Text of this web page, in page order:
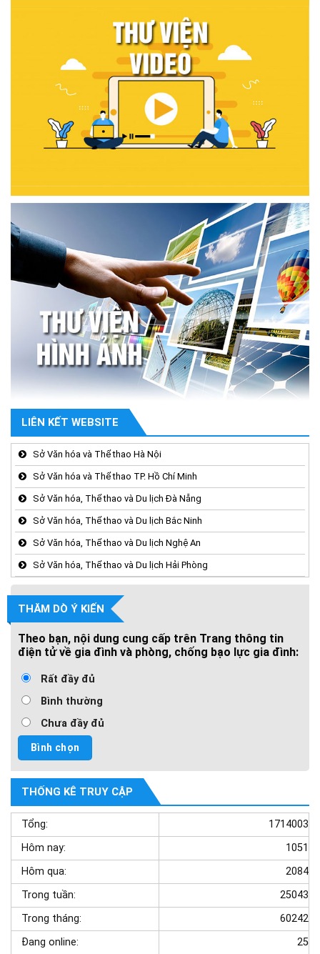
LIÊN KẾT WEBSITE
Sở Văn hóa và Thể thao Hà Nội
Sở Văn hóa và Thể thao TP. Hồ Chí Minh
Sở Văn hóa, Thể thao và Du lịch Đà Nẵng
Sở Văn hóa, Thể thao và Du lịch Bắc Ninh
Sở Văn hóa, Thể thao và Du lịch Nghệ An
Sở Văn hóa, Thể thao và Du lịch Hải Phòng
THĂM DÒ Ý KIẾN
Theo bạn, nội dung cung cấp trên Trang thông tin
điện tử về gia đình và phòng, chống bạo lực gia đình:
Rất đầy đủ
Bình thường
Chưa đầy đủ
THỐNG KÊ TRUY CẬP
Tổng:
1714003
Hôm nay:
1051
Hôm qua:
2084
Trong tuần:
25043
Trong tháng:
60242
Đang online:
25